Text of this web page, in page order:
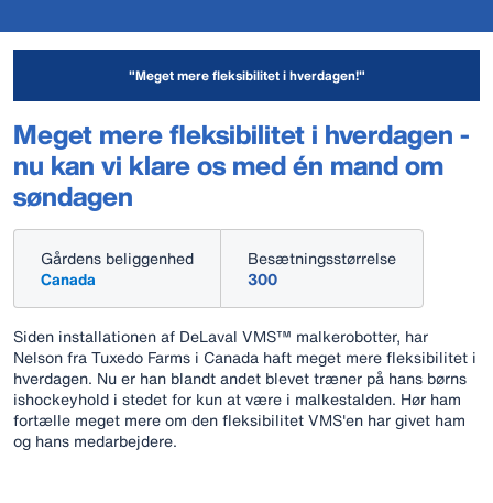
"Meget mere fleksibilitet i hverdagen!"
Meget mere fleksibilitet i hverdagen -
nu kan vi klare os med én mand om
søndagen
Gårdens beliggenhed
Canada
Besætningsstørrelse
300
Siden installationen af DeLaval VMS™ malkerobotter, har
Nelson fra Tuxedo Farms i Canada haft meget mere fleksibilitet i
hverdagen. Nu er han blandt andet blevet træner på hans børns
ishockeyhold i stedet for kun at være i malkestalden. Hør ham
fortælle meget mere om den fleksibilitet VMS'en har givet ham
og hans medarbejdere.